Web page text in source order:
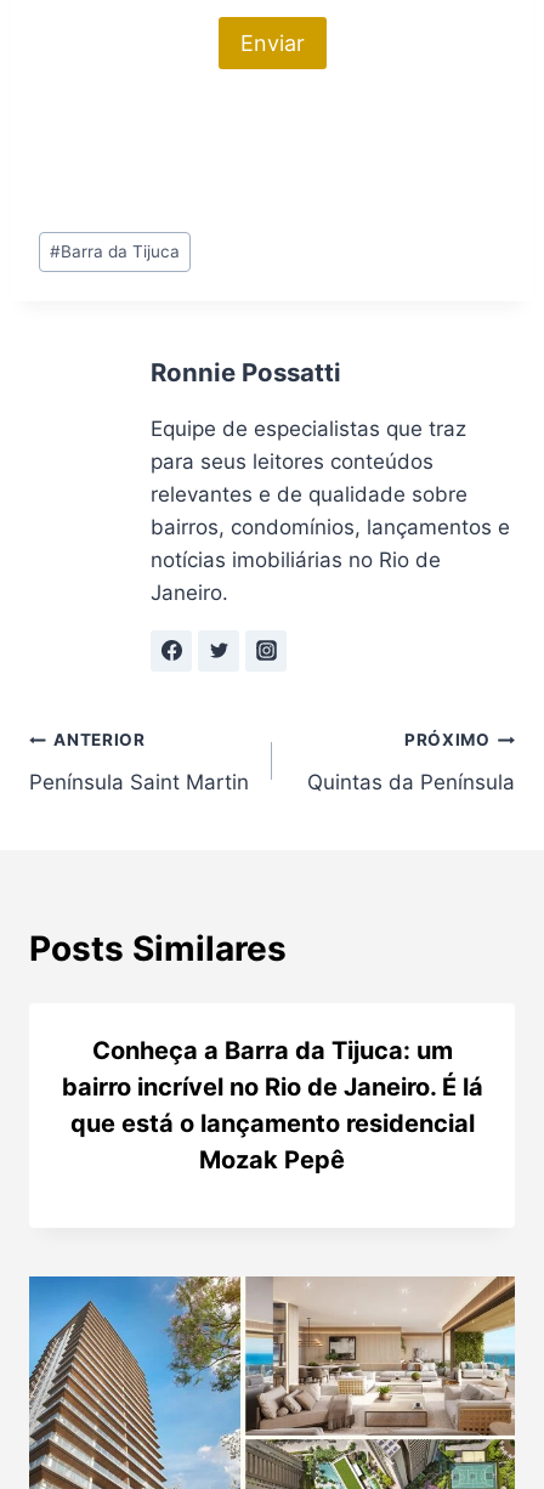
Tags
do
#Barra da Tijuca
Ronnie Possatti
Equipe de especialistas que traz
para seus leitores conteúdos
relevantes e de qualidade sobre
bairros, condomínios, lançamentos e
notícias imobiliárias no Rio de
Janeiro.
Navegação
de
ANTERIOR
Península Saint Martin
PRÓXIMO
Quintas da Península
Posts Similares
Conheça a Barra da Tijuca: um
bairro incrível no Rio de Janeiro. É lá
que está o lançamento residencial
Mozak Pepê